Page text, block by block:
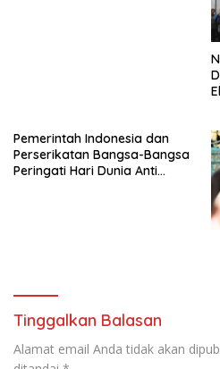
Pemerintah Indonesia dan
Perserikatan Bangsa-Bangsa
Peringati Hari Dunia Anti
Tinggalkan Balasan
Alamat email Anda tidak akan